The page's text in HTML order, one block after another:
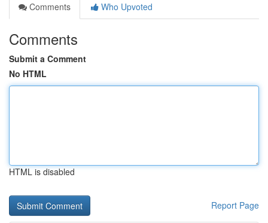
Comments
Who Upvoted
Comments
Submit a Comment
No HTML
HTML is disabled
Report Page